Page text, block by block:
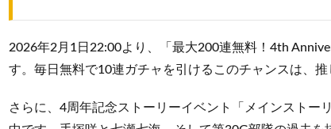
2026年2月1日22:00より、「最大200連無料！4th
す。毎日無料で10連ガチャを引けるこのチャンスは、
さらに、4周年記念ストーリーイベント「メインストー